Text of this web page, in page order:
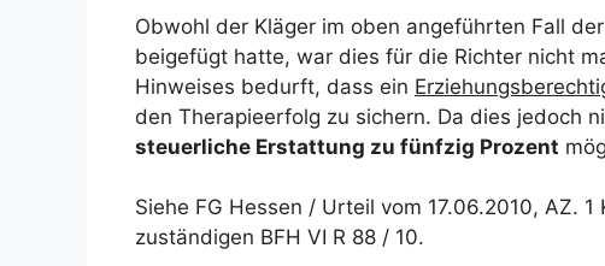
Obwohl der Kläger im oben angeführten Fall
beigefügt hatte, war dies für die Richter nicht
Hinweises bedurft, dass ein
den Therapieerfolg zu sichern. Da dies jedoch
steuerliche Erstattung zu fünfzig Prozent
Siehe FG Hessen / Urteil vom 17.06.2010, AZ.
zuständigen BFH VI R 88 / 10.